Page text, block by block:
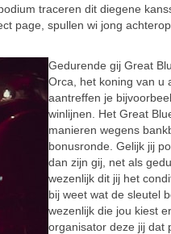
traceren dit diegene
page, spullen wi jong
Gedurende gij Great
Orca, het koning van u
aantreffen je
winlijnen. Het Great
manieren wegens
bonusronde. Gelijk jij
dan zijn gij, net als
wezenlijk dit jij het
bij weet wat de sleutel
wezenlijk die jou kiest
organisator deze jij dat